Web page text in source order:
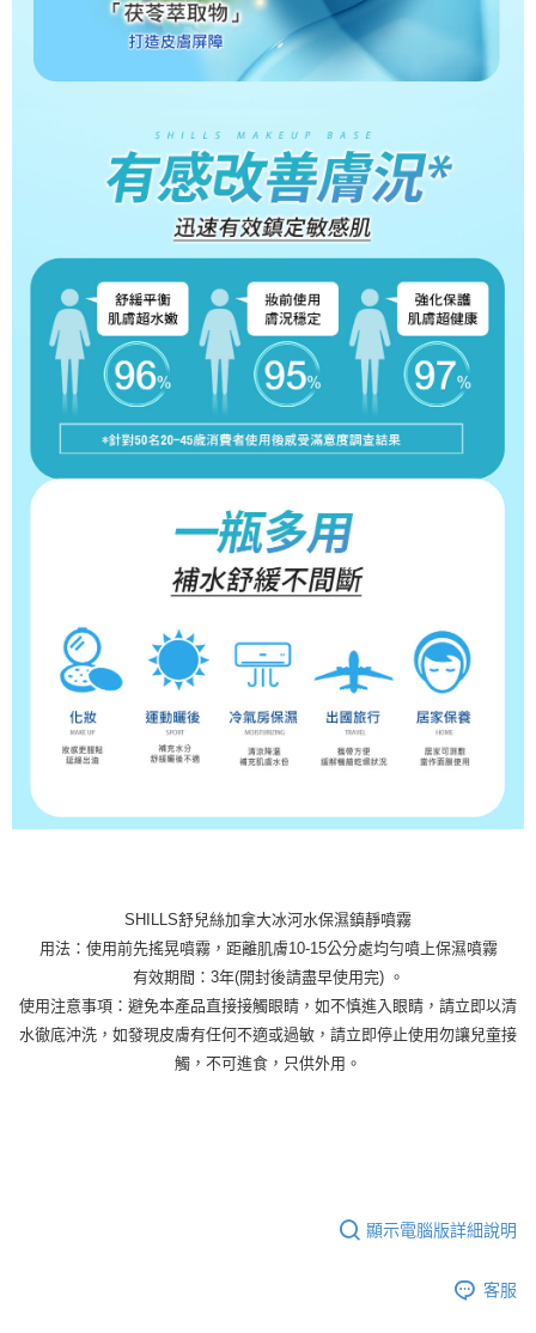
SHILLS舒兒絲加拿大冰河水保濕鎮靜噴霧
用法：使用前先搖晃噴霧，距離肌膚10-15公分處均勻噴上保濕噴霧
有效期間：3年(開封後請盡早使用完) 。
使用注意事項：避免本產品直接接觸眼睛，如不慎進入眼睛，請立即以清
水徹底沖洗，如發現皮膚有任何不適或過敏，請立即停止使用勿讓兒童接
觸，不可進食，只供外用。
顯示電腦版詳細說明
客服